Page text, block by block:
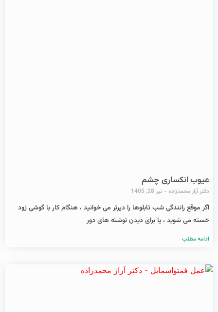
عیوب انکساری چشم
دکتر آراز محمدزاده تیر 28, 1405
اگر موقع رانندگی شب تابلوها را دیرتر می خوانید ، هنگام کار با گوشی زود
خسته می شوید ، یا برای دیدن نوشته های دور
ادامه مطلب